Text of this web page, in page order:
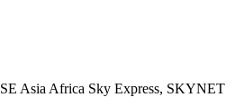
Asia Africa Sky Express, SKYNET